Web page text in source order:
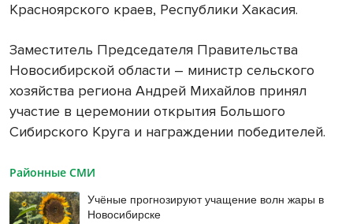
Красноярского краев, Республики Хакасия.
Заместитель Председателя Правительства
Новосибирской области – министр сельского
хозяйства региона Андрей Михайлов принял
участие в церемонии открытия Большого
Сибирского Круга и награждении победителей.
Районные СМИ
Учёные прогнозируют учащение волн жары в
Новосибирске